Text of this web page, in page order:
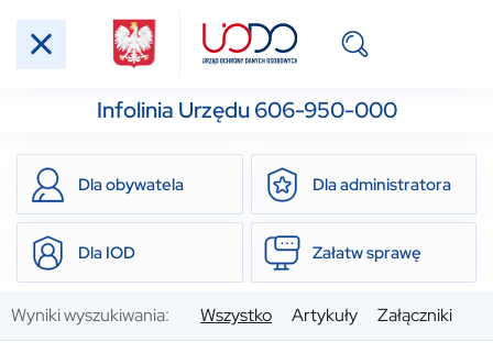
Infolinia Urzędu 606-950-000
Dla obywatela Dla administratora
Dla IOD Załatw sprawę
Wyniki wyszukiwania: Wszystko Artykuły Załączniki